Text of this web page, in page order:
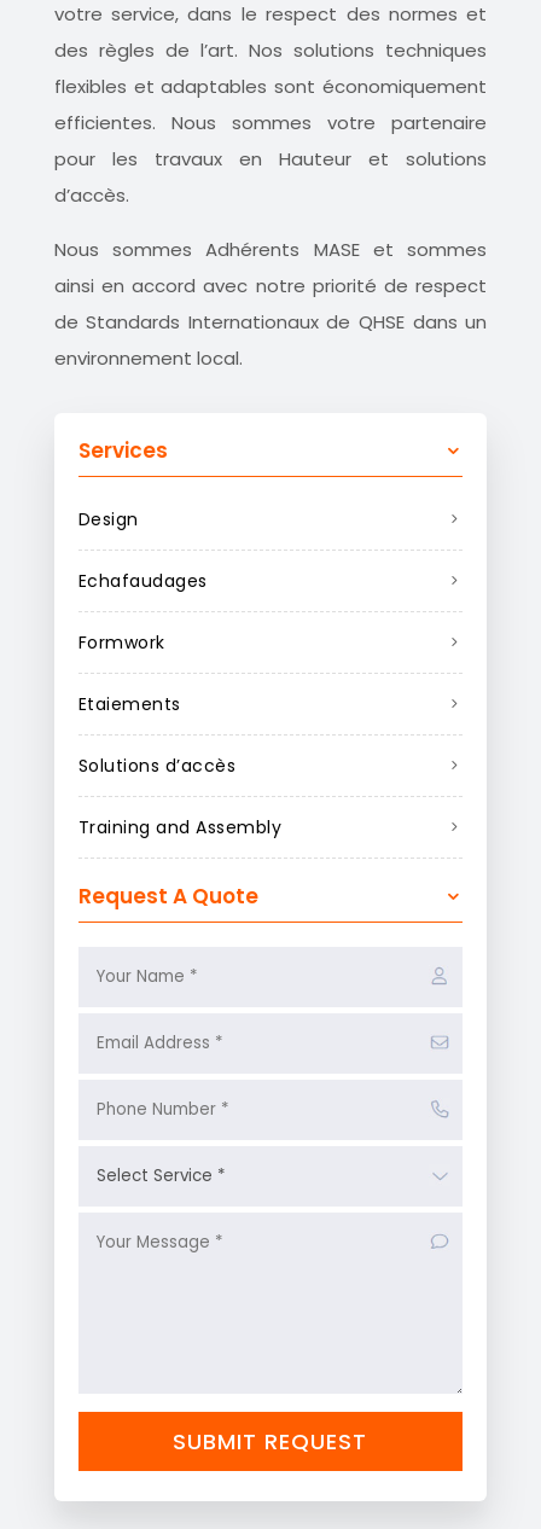
votre service, dans le respect des normes et
des règles de l’art. Nos solutions techniques
flexibles et adaptables sont économiquement
efficientes. Nous sommes votre partenaire
pour les travaux en Hauteur et solutions
d’accès.
Nous sommes Adhérents MASE et sommes
ainsi en accord avec notre priorité de respect
de Standards Internationaux de QHSE dans un
environnement local.
Services
Design
Echafaudages
Formwork
Etaiements
Solutions d’accès
Training and Assembly
Request A Quote